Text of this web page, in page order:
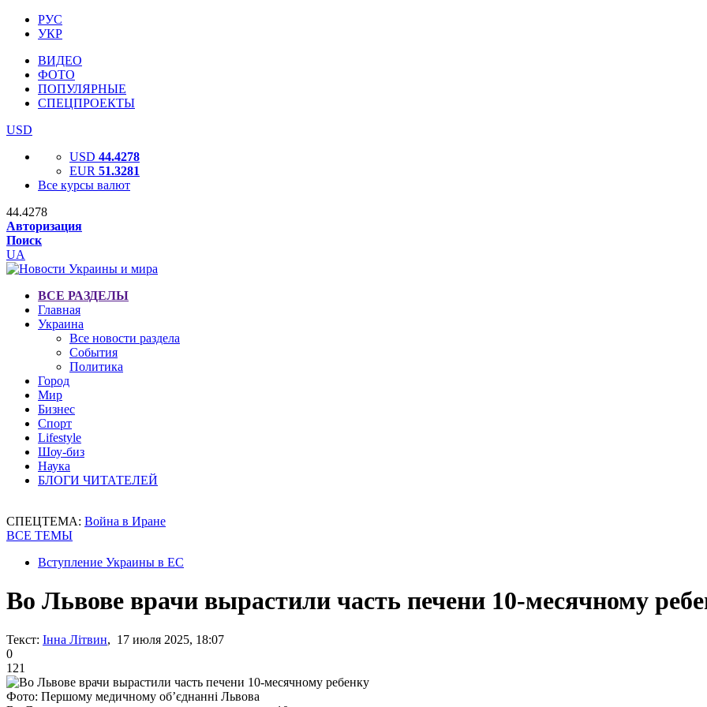
РУС
УКР
ВИДЕО
ФОТО
ПОПУЛЯРНЫЕ
СПЕЦПРОЕКТЫ
USD
USD 44.4278
EUR 51.3281
Все курсы валют
44.4278
Авторизация
Поиск
UA
ВСЕ РАЗДЕЛЫ
Главная
Украина
Все новости раздела
События
Политика
Город
Мир
Бизнес
Спорт
Lifestyle
Шоу-биз
Наука
БЛОГИ ЧИТАТЕЛЕЙ
СПЕЦТЕМА: Война в Иране
ВСЕ ТЕМЫ
Вступление Украины в ЕС
Во Львове врачи вырастили часть печени 10-месячному
Текст: Інна Літвин, 17 июля 2025, 18:07
0
121
Фото: Першому медичному об’єднанні Львова